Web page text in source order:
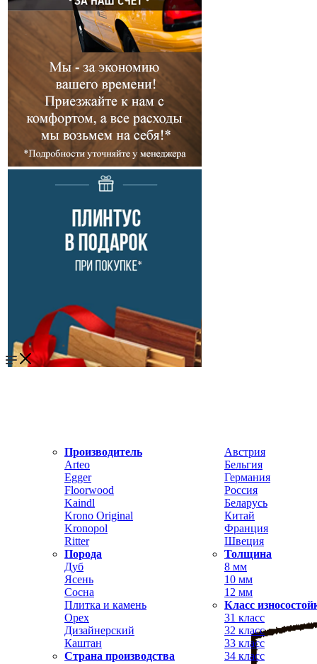
Производитель
Arteo
Egger
Floorwood
Kaindl
Krono Original
Kronopol
Ritter
Порода
Дуб
Ясень
Сосна
Плитка и камень
Орех
Дизайнерский
Каштан
Страна производства
Австрия
Бельгия
Германия
Россия
Беларусь
Китай
Франция
Швеция
Толщина
8 мм
10 мм
12 мм
Класс
31 класс
32 класс
33 класс
34 класс